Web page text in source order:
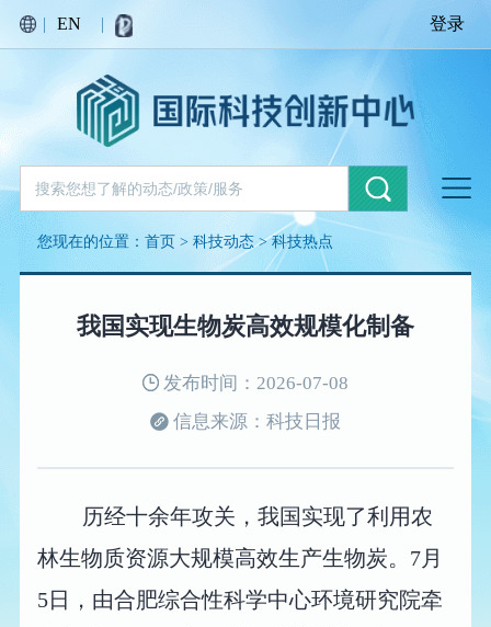
| EN | 登录
您现在的位置：首页 >科技动态>科技热点
我国实现生物炭高效规模化制备
发布时间：2026-07-08
信息来源：科技日报
历经十余年攻关，我国实现了利用农
林生物质资源大规模高效生产生物炭。7月
5日，由合肥综合性科学中心环境研究院牵